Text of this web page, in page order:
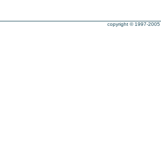
copyright © 1997-2005